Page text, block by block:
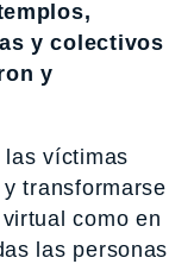
y colectivos
y
las víctimas
transformarse
como en
las personas